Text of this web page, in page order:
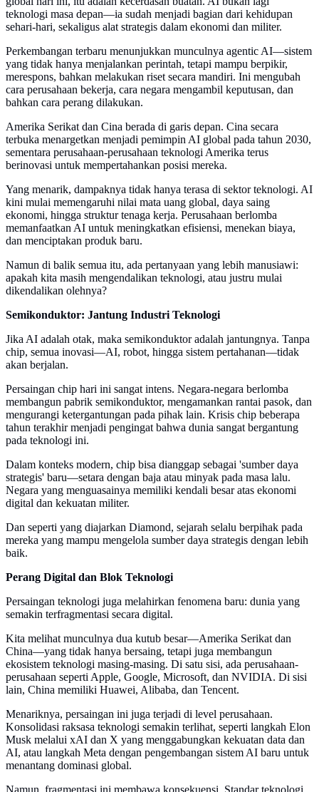
teknologi masa depan—ia sudah menjadi bagian dari kehidupan
sehari-hari, sekaligus alat strategis dalam ekonomi dan militer.
Perkembangan terbaru menunjukkan munculnya agentic AI—sistem
yang tidak hanya menjalankan perintah, tetapi mampu berpikir,
merespons, bahkan melakukan riset secara mandiri. Ini mengubah
cara perusahaan bekerja, cara negara mengambil keputusan, dan
bahkan cara perang dilakukan.
Amerika Serikat dan Cina berada di garis depan. Cina secara
terbuka menargetkan menjadi pemimpin AI global pada tahun 2030,
sementara perusahaan-perusahaan teknologi Amerika terus
berinovasi untuk mempertahankan posisi mereka.
Yang menarik, dampaknya tidak hanya terasa di sektor teknologi. AI
kini mulai memengaruhi nilai mata uang global, daya saing
ekonomi, hingga struktur tenaga kerja. Perusahaan berlomba
memanfaatkan AI untuk meningkatkan efisiensi, menekan biaya,
dan menciptakan produk baru.
Namun di balik semua itu, ada pertanyaan yang lebih manusiawi:
apakah kita masih mengendalikan teknologi, atau justru mulai
dikendalikan olehnya?
Semikonduktor: Jantung Industri Teknologi
Jika AI adalah otak, maka semikonduktor adalah jantungnya. Tanpa
chip, semua inovasi—AI, robot, hingga sistem pertahanan—tidak
akan berjalan.
Persaingan chip hari ini sangat intens. Negara-negara berlomba
membangun pabrik semikonduktor, mengamankan rantai pasok, dan
mengurangi ketergantungan pada pihak lain. Krisis chip beberapa
tahun terakhir menjadi pengingat bahwa dunia sangat bergantung
pada teknologi ini.
Dalam konteks modern, chip bisa dianggap sebagai 'sumber daya
strategis' baru—setara dengan baja atau minyak pada masa lalu.
Negara yang menguasainya memiliki kendali besar atas ekonomi
digital dan kekuatan militer.
Dan seperti yang diajarkan Diamond, sejarah selalu berpihak pada
mereka yang mampu mengelola sumber daya strategis dengan lebih
baik.
Perang Digital dan Blok Teknologi
Persaingan teknologi juga melahirkan fenomena baru: dunia yang
semakin terfragmentasi secara digital.
Kita melihat munculnya dua kutub besar—Amerika Serikat dan
China—yang tidak hanya bersaing, tetapi juga membangun
ekosistem teknologi masing-masing. Di satu sisi, ada perusahaan-
perusahaan seperti Apple, Google, Microsoft, dan NVIDIA. Di sisi
lain, China memiliki Huawei, Alibaba, dan Tencent.
Menariknya, persaingan ini juga terjadi di level perusahaan.
Konsolidasi raksasa teknologi semakin terlihat, seperti langkah Elon
Musk melalui xAI dan X yang menggabungkan kekuatan data dan
AI, atau langkah Meta dengan pengembangan sistem AI baru untuk
menantang dominasi global.